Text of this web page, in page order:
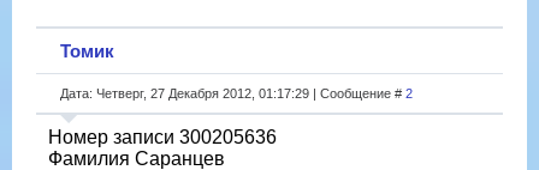
Томик
Дата: Четверг, 27 Декабря 2012, 01:17:29 | Сообщение # 2
Номер записи 300205636
Фамилия Саранцев